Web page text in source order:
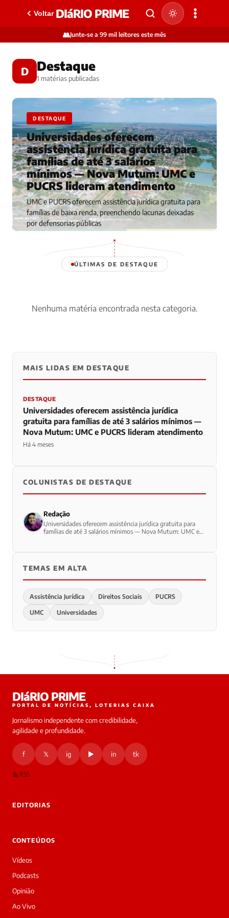
Voltar DIáRIO PRIME
👥Junte-se a 99 mil leitores este mês
D Destaque
1 matérias publicadas
DESTAQUE
Universidades oferecem
assistência jurídica gratuita para
famílias de até 3 salários
mínimos — Nova Mutum: UMC e
PUCRS lideram atendimento
UMC e PUCRS oferecem assistência jurídica gratuita para
famílias de baixa renda, preenchendo lacunas deixadas
por defensorias públicas
ÚLTIMAS DE DESTAQUE
Nenhuma matéria encontrada nesta categoria.
MAIS LIDAS EM DESTAQUE
DESTAQUE
Universidades oferecem assistência jurídica
gratuita para famílias de até 3 salários mínimos —
Nova Mutum: UMC e PUCRS lideram atendimento
Há 4 meses
COLUNISTAS DE DESTAQUE
Redação
Universidades oferecem assistência jurídica gratuita para
famílias de até 3 salários mínimos — Nova Mutum: UMC e
TEMAS EM ALTA
Assistência Jurídica Direitos Sociais PUCRS
UMC Universidades
DIáRIO PRIME
PORTAL DE NOTÍCIAS, LOTERIAS CAIXA
Jornalismo independente com credibilidade,
agilidade e profundidade.
f 𝕏 ig ▶ in tk
RSS
EDITORIAS
CONTEÚDOS
Vídeos
Podcasts
Opinião
Ao Vivo